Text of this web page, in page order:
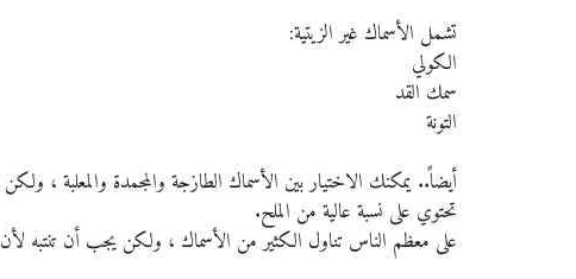
تشمل الأسماك غير الزيتية:
الكولي
سمك القد
التونة
أيضاً.. يمكنك الاختيار بين الأسماك الطازجة والمجمدة والمعلبة ،
تحتوي على نسبة عالية من الملح.
على معظم الناس تناول الكثير من الأسماك ، ولكن يجب أن تنتبه